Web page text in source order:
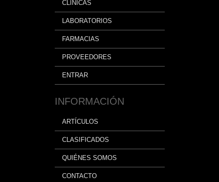
CLÍNICAS
LABORATORIOS
FARMACIAS
PROVEEDORES
ENTRAR
INFORMACIÓN
ARTÍCULOS
CLASIFICADOS
QUIÉNES SOMOS
CONTACTO